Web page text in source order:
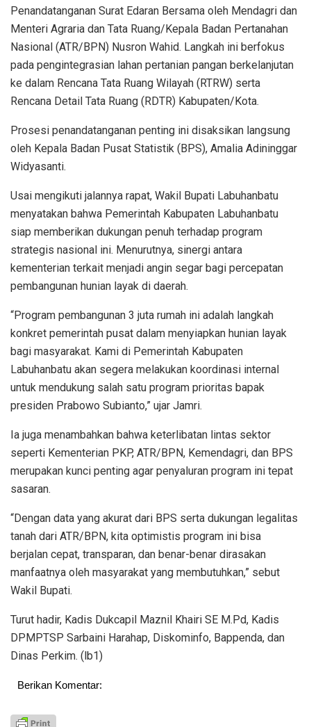
Penandatanganan Surat Edaran Bersama oleh Mendagri dan
Menteri Agraria dan Tata Ruang/Kepala Badan Pertanahan
Nasional (ATR/BPN) Nusron Wahid. Langkah ini berfokus
pada pengintegrasian lahan pertanian pangan berkelanjutan
ke dalam Rencana Tata Ruang Wilayah (RTRW) serta
Rencana Detail Tata Ruang (RDTR) Kabupaten/Kota.
Prosesi penandatanganan penting ini disaksikan langsung
oleh Kepala Badan Pusat Statistik (BPS), Amalia Adininggar
Widyasanti.
Usai mengikuti jalannya rapat, Wakil Bupati Labuhanbatu
menyatakan bahwa Pemerintah Kabupaten Labuhanbatu
siap memberikan dukungan penuh terhadap program
strategis nasional ini. Menurutnya, sinergi antara
kementerian terkait menjadi angin segar bagi percepatan
pembangunan hunian layak di daerah.
“Program pembangunan 3 juta rumah ini adalah langkah
konkret pemerintah pusat dalam menyiapkan hunian layak
bagi masyarakat. Kami di Pemerintah Kabupaten
Labuhanbatu akan segera melakukan koordinasi internal
untuk mendukung salah satu program prioritas bapak
presiden Prabowo Subianto,” ujar Jamri.
Ia juga menambahkan bahwa keterlibatan lintas sektor
seperti Kementerian PKP, ATR/BPN, Kemendagri, dan BPS
merupakan kunci penting agar penyaluran program ini tepat
sasaran.
“Dengan data yang akurat dari BPS serta dukungan legalitas
tanah dari ATR/BPN, kita optimistis program ini bisa
berjalan cepat, transparan, dan benar-benar dirasakan
manfaatnya oleh masyarakat yang membutuhkan,” sebut
Wakil Bupati.
Turut hadir, ⁠Kadis Dukcapil Maznil Khairi SE M.Pd, ⁠Kadis
DPMPTSP Sarbaini Harahap, Diskominfo, Bappenda, dan
Dinas Perkim. (lb1)
Berikan Komentar: